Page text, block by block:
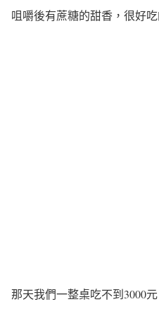
咀嚼後有蔗糖的甜香，很好吃
那天我們一整桌吃不到3000